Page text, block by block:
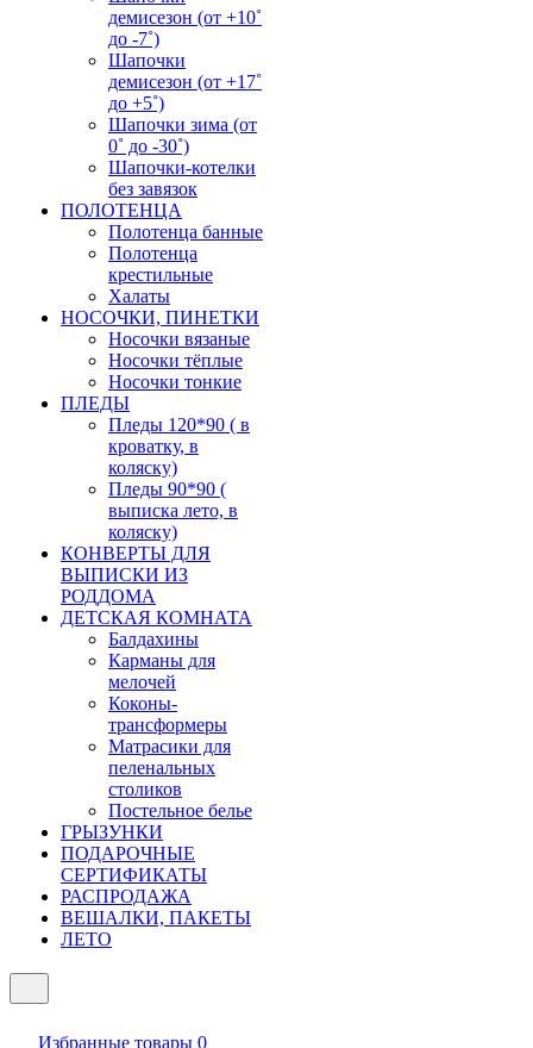
демисезон (от +10˚
до -7˚)
Шапочки
демисезон (от +17˚
до +5˚)
Шапочки зима (от
0˚ до -30˚)
Шапочки-котелки
без завязок
ПОЛОТЕНЦА
Полотенца банные
Полотенца
крестильные
Халаты
НОСОЧКИ, ПИНЕТКИ
Носочки вязаные
Носочки тёплые
Носочки тонкие
ПЛЕДЫ
Пледы 120*90 ( в
кроватку, в
коляску)
Пледы 90*90 (
выписка лето, в
коляску)
КОНВЕРТЫ ДЛЯ
ВЫПИСКИ ИЗ
РОДДОМА
ДЕТСКАЯ КОМНАТА
Балдахины
Карманы для
мелочей
Коконы-
трансформеры
Матрасики для
пеленальных
столиков
Постельное белье
ГРЫЗУНКИ
ПОДАРОЧНЫЕ
СЕРТИФИКАТЫ
РАСПРОДАЖА
ВЕШАЛКИ, ПАКЕТЫ
ЛЕТО
Избранные товары 0